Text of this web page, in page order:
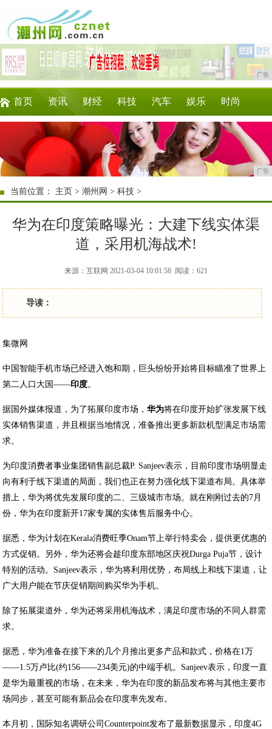
广告
首页 资讯 财经 科技 汽车 娱乐 时尚
教育 企业 游戏 商讯 微商
广告
当前位置： 主页 >潮州网 >科技 >
华为在印度策略曝光：大建下线实体渠
道，采用机海战术!
来源：互联网 2021-03-04 10:01:58 阅读：621
导读：
集微网
中国智能手机市场已经进入饱和期，巨头纷纷开始将目标瞄准了世界上
第二人口大国——印度。
据国外媒体报道，为了拓展印度市场，华为将在印度开始扩张发展下线
实体销售渠道，并且根据当地情况，准备推出更多新款机型满足市场需
求。
为印度消费者事业集团销售副总裁P. Sanjeev表示，目前印度市场明显走
向有利于线下渠道的局面，我们也正在努力强化线下渠道布局。具体举
措上，华为将优先发展印度的二、三级城市市场。就在刚刚过去的7月
份，华为在印度新开17家专属的实体售后服务中心。
据悉，华为计划在Kerala消费旺季Onam节上举行特卖会，提供更优惠的
方式促销。另外，华为还将会趁印度东部地区庆祝Durga Puja节，设计
特别的活动。Sanjeev表示，华为将利用优势，布局线上和线下渠道，让
广大用户能在节庆促销期间购买华为手机。
除了拓展渠道外，华为还将采用机海战术，满足印度市场的不同人群需
求。
据悉，华为准备在接下来的几个月推出更多产品和款式，价格在1万
——1.5万卢比(约156——234美元)的中端手机。Sanjeev表示，印度一直
是华为最重视的市场，在未来，华为在印度的新品发布将与其他主要市
场同步，甚至可能有新品会在印度率先发布。
本月初，国际知名调研公司Counterpoint发布了最新数据显示，印度4G